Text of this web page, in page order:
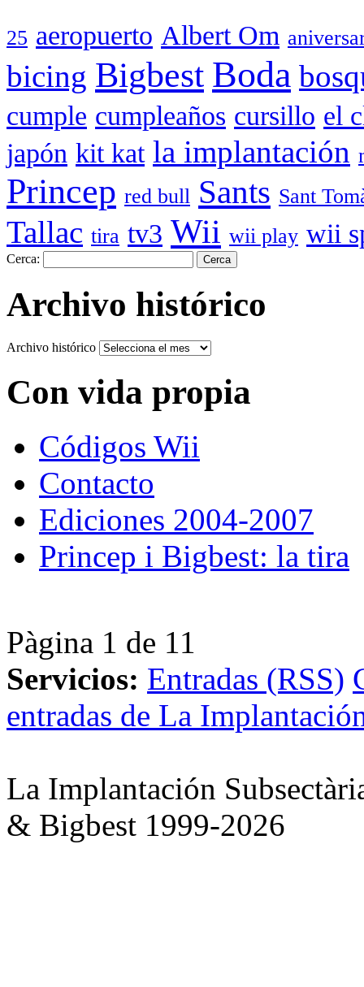
25 aeropuerto Albert Om
bicing Bigbest Boda
cumple cumpleaños cursillo el
japón kit kat la implantación
Princep red bull Sants Sant
Tallac tira tv3 Wii wii play wii
Cerca:
Archivo histórico
Archivo histórico
Con vida propia
Códigos Wii
Contacto
Ediciones 2004-2007
Princep i Bigbest: la tira
Pàgina 1 de 11
Servicios: Entradas (RSS)
entradas de La
La Implantación
& Bigbest 1999-2026